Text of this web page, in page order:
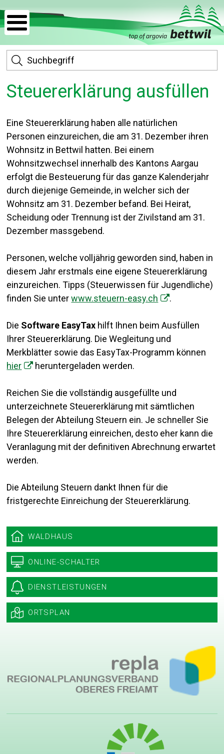
Navigieren in Bettwil
Schnellnavigation
Mobile Hauptnavigation
Menu
Steuererklärung ausfüllen
Eine Steuererklärung haben alle natürlichen
Personen einzureichen, die am 31. Dezember ihren
Wohnsitz in Bettwil hatten. Bei einem
Wohnsitzwechsel innerhalb des Kantons Aargau
erfolgt die Besteuerung für das ganze Kalenderjahr
durch diejenige Gemeinde, in welcher sich der
Wohnsitz am 31. Dezember befand. Bei Heirat,
Scheidung oder Trennung ist der Zivilstand am 31.
Dezember massgebend.
Personen, welche volljährig geworden sind, haben in
diesem Jahr erstmals eine eigene Steuererklärung
einzureichen. Tipps (Steuerwissen für Jugendliche)
finden Sie unterwww.steuern-easy.ch .
Die Software EasyTax hilft Ihnen beim Ausfüllen
Ihrer Steuererklärung. Die Wegleitung und
Merkblätter sowie das EasyTax-Programm können
hier
heruntergeladen werden.
Reichen Sie die vollständig ausgefüllte und
unterzeichnete Steuererklärung mit sämtlichen
Belegen der Abteilung Steuern ein. Je schneller Sie
Ihre Steuererklärung einreichen, desto eher kann die
Veranlagung mit der definitiven Abrechnung erwartet
werden.
Die Abteilung Steuern dankt Ihnen für die
fristgerechte Einreichung der Steuererklärung.
Sidebar
WALDHAUS
ONLINE-SCHALTER
DIENSTLEISTUNGEN
ORTSPLAN